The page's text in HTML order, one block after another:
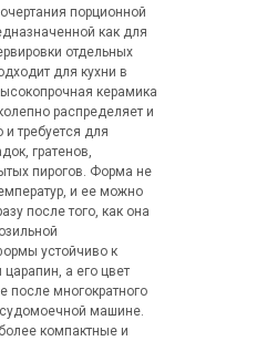
порционной
как для
отдельных
для кухни в
керамика
распределяет и
и требуется для
гратенов,
пирогов. Форма не
и ее можно
после того, как она
устойчиво к
а его цвет
после многократного
машине.
компактные и